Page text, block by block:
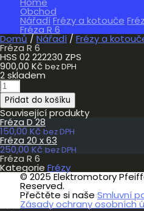
Obchod
NářadíFrézy a kotouče
Fréza R 6
Domů / Nářadí / Frézy a
Fréza R 6
HSS 02 222230 ZPS
900,00 Kč bez DPH
2 skladem
Fréza
R
množství
Přidat do košíku
Související produkty
Fréza D 28
150,00 Kč bez DPH
Fréza 20 x 63
250,00 Kč bez DPH
Fréza R 6
Kategorie Frézy
© 2025 Elektromotory
Reserved.
Přečtěte si naše Smluvní
Zásady ochrany osobních